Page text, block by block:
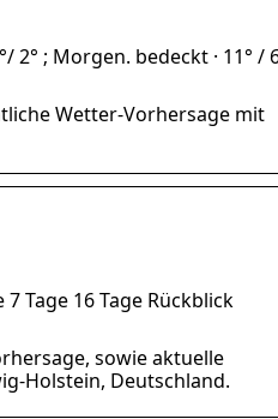
; Morgen. bedeckt · 11° /
Wetter-Vorhersage mit
Tage 16 Tage Rückblick
sowie aktuelle
Holstein, Deutschland.